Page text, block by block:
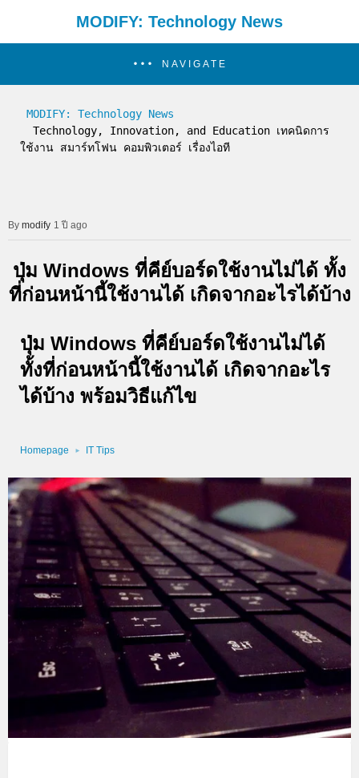
MODIFY: Technology News
NAVIGATE
MODIFY: Technology News
ใช้งาน สมาร์ทโฟน คอมพิวเตอร์ เรื่องไอที
modify 1 ปี ago
ปุ่ม Windows ที่คีย์บอร์ดใช้งานไม่ได้ ทั้ง
ที่ก่อนหน้านี้ใช้งานได้ เกิดจากอะไรได้บ้าง
ปุ่ม Windows ที่คีย์บอร์ดใช้งานไม่ได้
ทั้งที่ก่อนหน้านี้ใช้งานได้ เกิดจากอะไร
ได้บ้าง พร้อมวิธีแก้ไข
Homepage IT Tips